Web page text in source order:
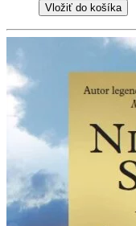
Vložiť do košíka